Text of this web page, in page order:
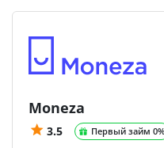
Moneza
3.5 Первый займ 0%